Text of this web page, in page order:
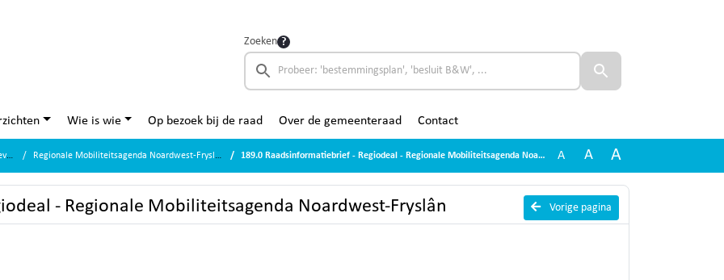
Zoeken
Wie is wie Op bezoek bij de raad Over de gemeenteraad Contact
Regionale Mobiliteitsagenda Noardwest-Fryslân 189.0 Raadsinformatiebrief - Regiodeal - Regionale Mobiliteitsagenda Noardwest-Fryslân A A A
Vorige pagina
- Regionale Mobiliteitsagenda Noardwest-Fryslân